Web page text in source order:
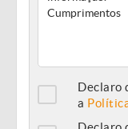
Declaro
a